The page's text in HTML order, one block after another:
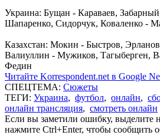
Украина: Бущан - Караваев,
Шапаренко, Сидорчук, Коваленко -
Казахстан: Мокин - Быстров,
Валиуллин - Мужиков, Тагыберген,
Федин
Читайте Korrespondent.net в Google
СПЕЦТЕМА: Сюжеты
ТЕГИ: Украина, футбол, онлайн,
онлайн трансляция, смотреть онлайн
Если вы заметили ошибку, выделите
нажмите Ctrl+Enter, чтобы сообщить